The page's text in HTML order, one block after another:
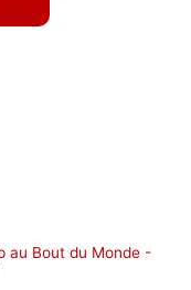
au Bout du Monde -